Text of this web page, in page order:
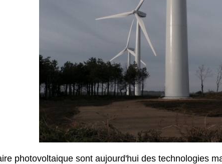
photovoltaique sont aujourd'hui des technologies